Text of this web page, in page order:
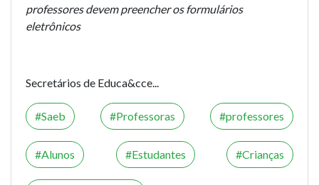
professores devem preencher os formulários
eletrônicos
Secretários de Educa&cce...
Saeb Professoras professores
Alunos Estudantes Crianças